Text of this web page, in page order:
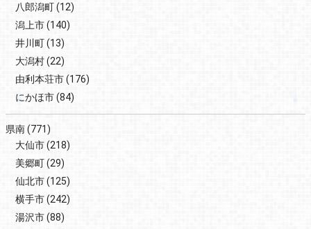
八郎潟町(12)
潟上市(140)
井川町(13)
大潟村(22)
由利本荘市(176)
にかほ市(84)
県南(771)
大仙市(218)
美郷町(29)
仙北市(125)
横手市(242)
湯沢市(88)